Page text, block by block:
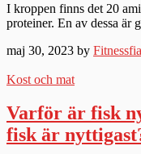
I kroppen finns det 20
proteiner. En av dessa
maj 30, 2023 by Fitnessfia
Kost och mat
Varför är fisk
fisk är